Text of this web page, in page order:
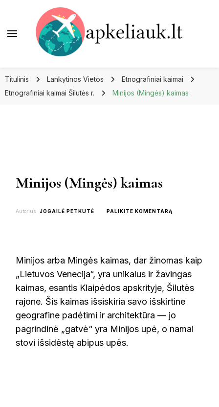
Titulinis Lankytinos Vietos
Etnografiniai kaimai
Etnografiniai kaimai Šilutės r.
Minijos (Mingės) kaimas
Minijos (Mingės) kaimas
Autorius JOGAILĖ PETKUTĖ PALIKITE KOMENTARĄ
Minijos arba Mingės kaimas, dar žinomas kaip
„Lietuvos Venecija“, yra unikalus ir žavingas
kaimas, esantis Klaipėdos apskrityje, Šilutės
rajone. Šis kaimas išsiskiria savo išskirtine
geografine padėtimi ir architektūra — jo
pagrindinė „gatvė“ yra Minijos upė, o namai
stovi išsidėstę abipus upės.